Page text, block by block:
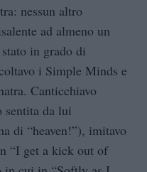
nessun altro
ad almeno un
in grado di
i Simple Minds e
Canticchiavo
sentita da lui
di “heaven!”), imitavo
“I get a kick out of